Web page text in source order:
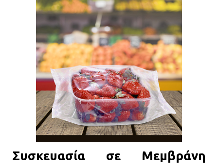
Συσκευασία σε Μεμβράνη